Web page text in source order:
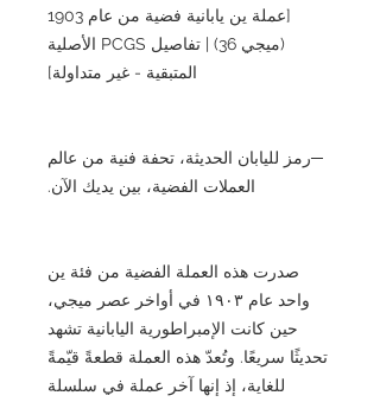
[عملة ين يابانية فضية من عام 1903
(ميجي 36) | تفاصيل PCGS الأصلية
المتبقية - غير متداولة]
─رمز لليابان الحديثة، تحفة فنية من عالم
العملات الفضية، بين يديك الآن.
صدرت هذه العملة الفضية من فئة ين
واحد عام ١٩٠٣ في أواخر عصر ميجي،
حين كانت الإمبراطورية اليابانية تشهد
تحديثًا سريعًا. وتُعدّ هذه العملة قطعةً قيّمةً
للغاية، إذ إنها آخر عملة في سلسلة